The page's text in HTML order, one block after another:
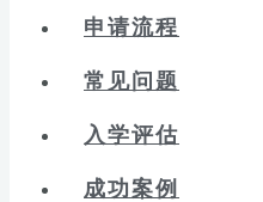
申请流程
常见问题
入学评估
成功案例